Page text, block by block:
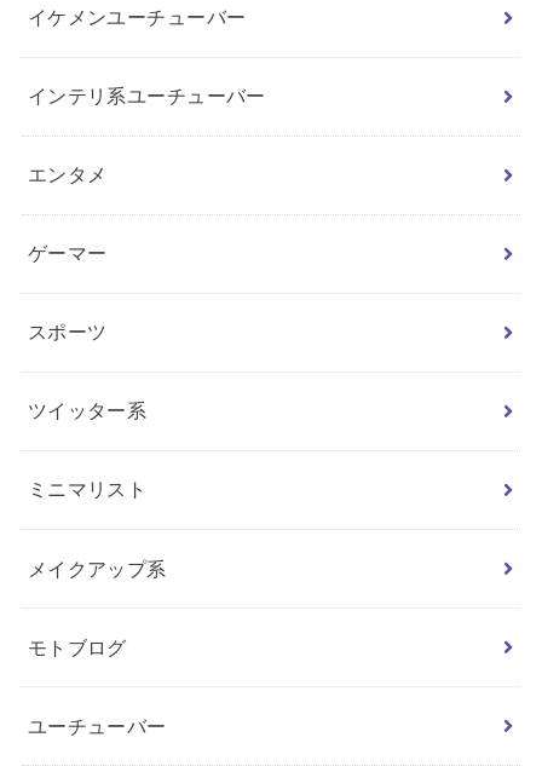
イケメンユーチューバー
インテリ系ユーチューバー
エンタメ
ゲーマー
スポーツ
ツイッター系
ミニマリスト
メイクアップ系
モトブログ
ユーチューバー